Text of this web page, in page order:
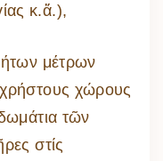
κ.ἄ.),
μέτρων
χώρους
τῶν
στίς